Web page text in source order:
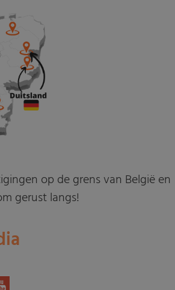
op de grens van België en
gerust langs!